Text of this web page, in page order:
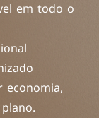
em todo o
economia,